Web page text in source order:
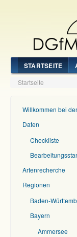
STARTSEITE
Startseite
Willkommen bei
Daten
Checkliste
Artenrecherche
Regionen
Baden-
Bayern
Ammersee